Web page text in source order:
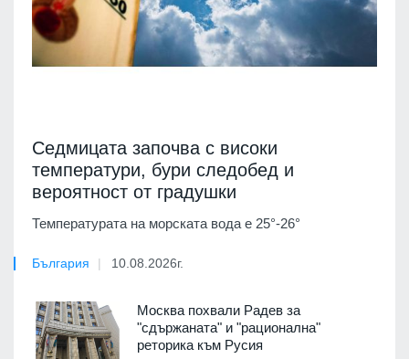
Седмицата започва с високи
температури, бури следобед и
вероятност от градушки
Температурата на морската вода е 25°-26°
България 10.08.2026г.
Москва похвали Радев за
"сдържаната" и "рационална"
реторика към Русия